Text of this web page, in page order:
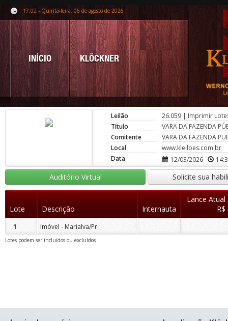
17:02 - Quinta-feira, 06 de agosto de 2026
INÍCIO KLÖCKNER
Leilão 26.059 | Imprimir
Título
VARA DA FAZENDA
Comitente
VARA DA FAZENDA
Local
www.kleiloes.com.br
Data
12/03/2026
Auditório Virtual Solicite sua
Lote Descrição Internauta
Lance Atual
R$
1 Imóvel - Marialva/Pr
Lotes podem ser incluídos ou excluídos